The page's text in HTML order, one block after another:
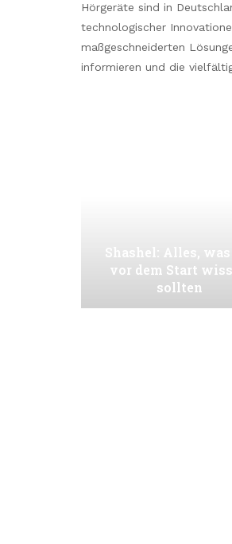
Hörgeräte sind in
technologischer
maßgeschneiderten
informieren und die
Shashel: Alles, was
vor dem Start
sollten